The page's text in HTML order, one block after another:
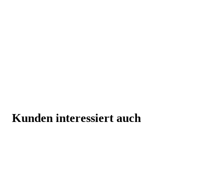
Kunden interessiert auch